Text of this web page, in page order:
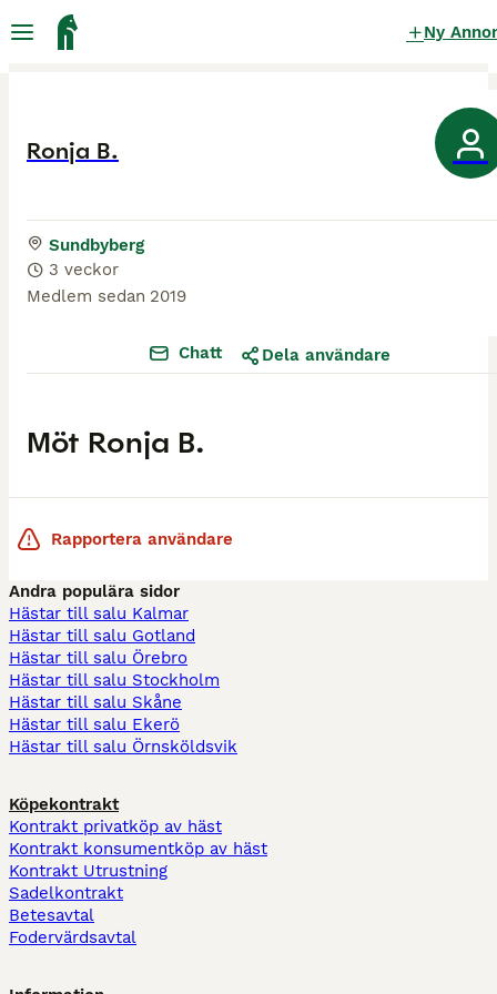
Ny
Ronja B.
Sundbyberg
3 veckor
Medlem sedan 2019
Möt Ronja B.
Chatt Dela användare
Rapportera användare
Andra populära sidor
Hästar till salu Kalmar
Hästar till salu Gotland
Hästar till salu Örebro
Hästar till salu Stockholm
Hästar till salu Skåne
Hästar till salu Ekerö
Hästar till salu Örnsköldsvik
Köpekontrakt
Kontrakt privatköp av häst
Kontrakt konsumentköp av häst
Kontrakt Utrustning
Sadelkontrakt
Betesavtal
Fodervärdsavtal